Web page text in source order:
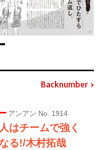
Backnumber
アンアン No. 1914
人はチームで強く
なる!/木村拓哉